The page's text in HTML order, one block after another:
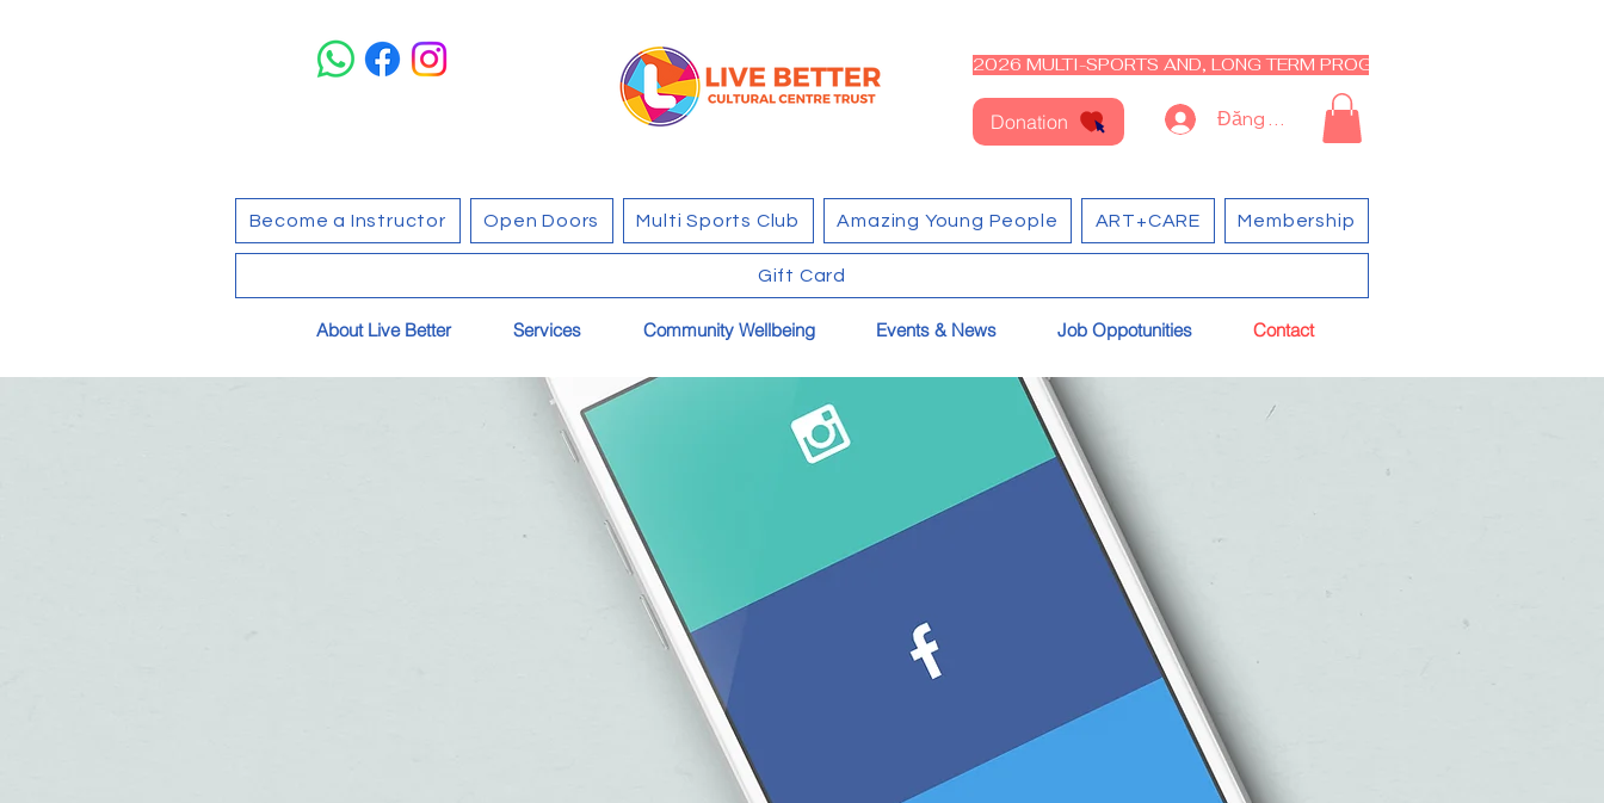
2026 MULTI-SPORTS AND, LONG TERM PROGRAM - CLOSED RE-OPEN
Donation Đăng nhập
Become a Instructor Open Doors Multi Sports Club Amazing Young People ART+CARE Membership
Gift Card
About Live Better Services Community Wellbeing Events & News Job Oppotunities Contact